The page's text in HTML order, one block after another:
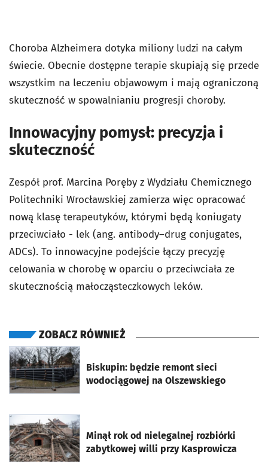
Choroba Alzheimera dotyka miliony ludzi na całym
świecie. Obecnie dostępne terapie skupiają się przede
wszystkim na leczeniu objawowym i mają ograniczoną
skuteczność́ w spowalnianiu progresji choroby.
Innowacyjny pomysł: precyzja i
skuteczność
Zespół prof. Marcina Poręby z Wydziału Chemicznego
Politechniki Wrocławskiej zamierza więc opracować
nową klasę terapeutyków, którymi będą koniugaty
przeciwciało - lek (ang. antibody–drug conjugates,
ADCs). To innowacyjne podejście łączy precyzję
celowania w chorobę w oparciu o przeciwciała ze
skutecznością małocząsteczkowych leków.
ZOBACZ RÓWNIEŻ
Biskupin: będzie remont sieci
wodociągowej na Olszewskiego
otworzy się w nowej karcie
Minął rok od nielegalnej rozbiórki
zabytkowej willi przy Kasprowicza
otworzy się w nowej karcie